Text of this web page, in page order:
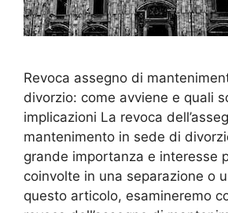
Revoca assegno di
divorzio: come avviene e quali
implicazioni La revoca
mantenimento in sede di
grande importanza e interesse
coinvolte in una separazione o
questo articolo, esamineremo